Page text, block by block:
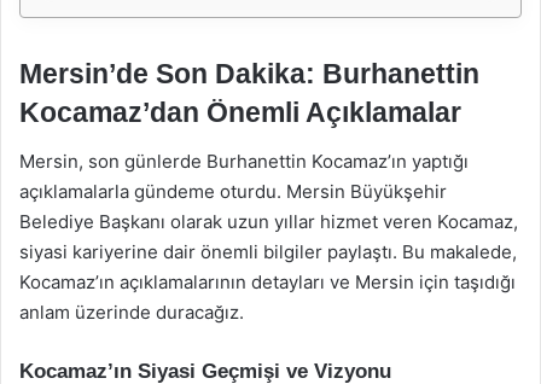
Mersin’de Son Dakika: Burhanettin
Kocamaz’dan Önemli Açıklamalar
Mersin, son günlerde Burhanettin Kocamaz’ın yaptığı
açıklamalarla gündeme oturdu. Mersin Büyükşehir
Belediye Başkanı olarak uzun yıllar hizmet veren Kocamaz,
siyasi kariyerine dair önemli bilgiler paylaştı. Bu makalede,
Kocamaz’ın açıklamalarının detayları ve Mersin için taşıdığı
anlam üzerinde duracağız.
Kocamaz’ın Siyasi Geçmişi ve Vizyonu